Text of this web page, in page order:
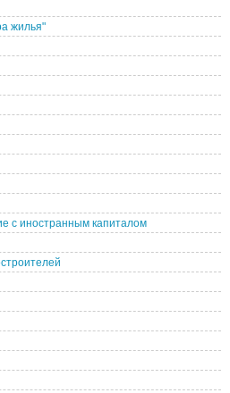
жилья"
с иностранным капиталом